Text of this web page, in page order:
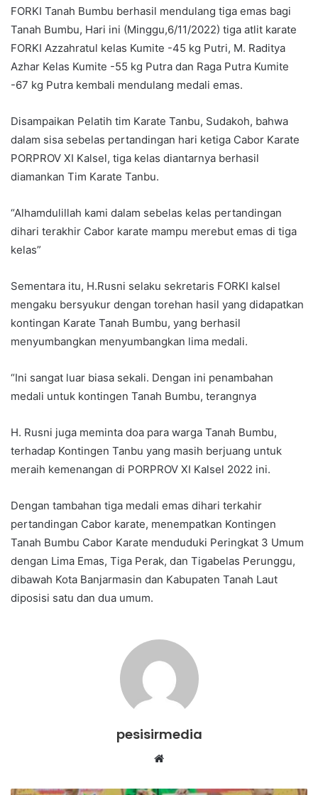
FORKI Tanah Bumbu berhasil mendulang tiga emas bagi
Tanah Bumbu, Hari ini (Minggu,6/11/2022) tiga atlit karate
FORKI Azzahratul kelas Kumite -45 kg Putri, M. Raditya
Azhar Kelas Kumite -55 kg Putra dan Raga Putra Kumite
-67 kg Putra kembali mendulang medali emas.
Disampaikan Pelatih tim Karate Tanbu, Sudakoh, bahwa
dalam sisa sebelas pertandingan hari ketiga Cabor Karate
PORPROV XI Kalsel, tiga kelas diantarnya berhasil
diamankan Tim Karate Tanbu.
“Alhamdulillah kami dalam sebelas kelas pertandingan
dihari terakhir Cabor karate mampu merebut emas di tiga
kelas”
Sementara itu, H.Rusni selaku sekretaris FORKI kalsel
mengaku bersyukur dengan torehan hasil yang didapatkan
kontingan Karate Tanah Bumbu, yang berhasil
menyumbangkan menyumbangkan lima medali.
“Ini sangat luar biasa sekali. Dengan ini penambahan
medali untuk kontingen Tanah Bumbu, terangnya
H. Rusni juga meminta doa para warga Tanah Bumbu,
terhadap Kontingen Tanbu yang masih berjuang untuk
meraih kemenangan di PORPROV XI Kalsel 2022 ini.
Dengan tambahan tiga medali emas dihari terkahir
pertandingan Cabor karate, menempatkan Kontingen
Tanah Bumbu Cabor Karate menduduki Peringkat 3 Umum
dengan Lima Emas, Tiga Perak, dan Tigabelas Perunggu,
dibawah Kota Banjarmasin dan Kabupaten Tanah Laut
diposisi satu dan dua umum.
pesisirmedia
Website